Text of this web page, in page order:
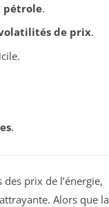
pétrole.
de prix.
.
prix de l’énergie,
Alors que la